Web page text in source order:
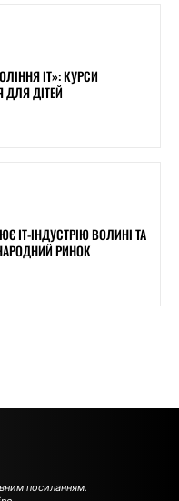
ІТ»: КУРСИ
ДЛЯ ДІТЕЙ
IT-ІНДУСТРІЮ ВОЛИНІ ТА
РИНОК
посиланням.